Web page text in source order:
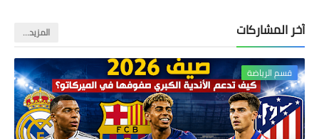
آخر المشاركات ‏المزيد…
قسم الرياضة